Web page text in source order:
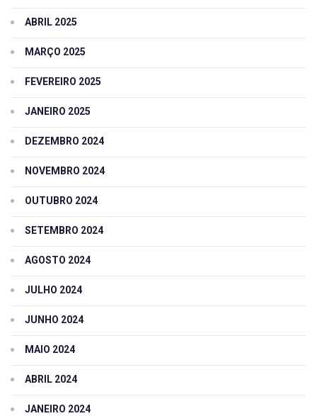
ABRIL 2025
MARÇO 2025
FEVEREIRO 2025
JANEIRO 2025
DEZEMBRO 2024
NOVEMBRO 2024
OUTUBRO 2024
SETEMBRO 2024
AGOSTO 2024
JULHO 2024
JUNHO 2024
MAIO 2024
ABRIL 2024
JANEIRO 2024